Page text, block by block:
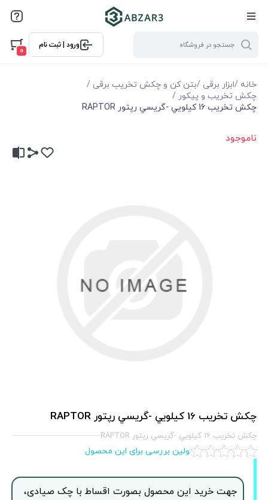
ورود | ثبت نام
0
خانه /ابزار برقی /بتن کن و چکش تخریب برقی /
چکش تخریب و پیکور /
چكش تخريب 16 كيلويي -گريسي رپتور RAPTOR
ناموجود
چكش تخريب 16 كيلويي -گريسي رپتور RAPTOR
چكش تخريب 16 كيلويي -گريسي رپتور RAPTOR
اولین بررسی برای این محصول
جهت خرید این محصول بصورت اقساط با چک صیادی،